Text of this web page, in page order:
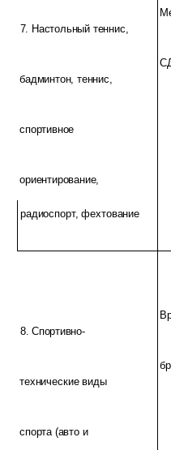
7. Настольный теннис,
бадминтон, теннис,
спортивное
ориентирование,
радиоспорт, фехтование
8. Спортивно-
технические виды
спорта (авто и